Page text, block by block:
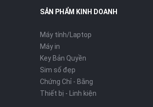
SẢN PHẨM KINH DOANH
Máy tính/Laptop
Máy in
Key Bản Quyền
Sim số đẹp
Chứng Chỉ - Bằng
Thiết bị - Linh kiện